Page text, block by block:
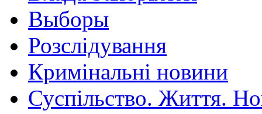
Выборы
Розслідування
Кримінальні новини
Суспільство. Життя.